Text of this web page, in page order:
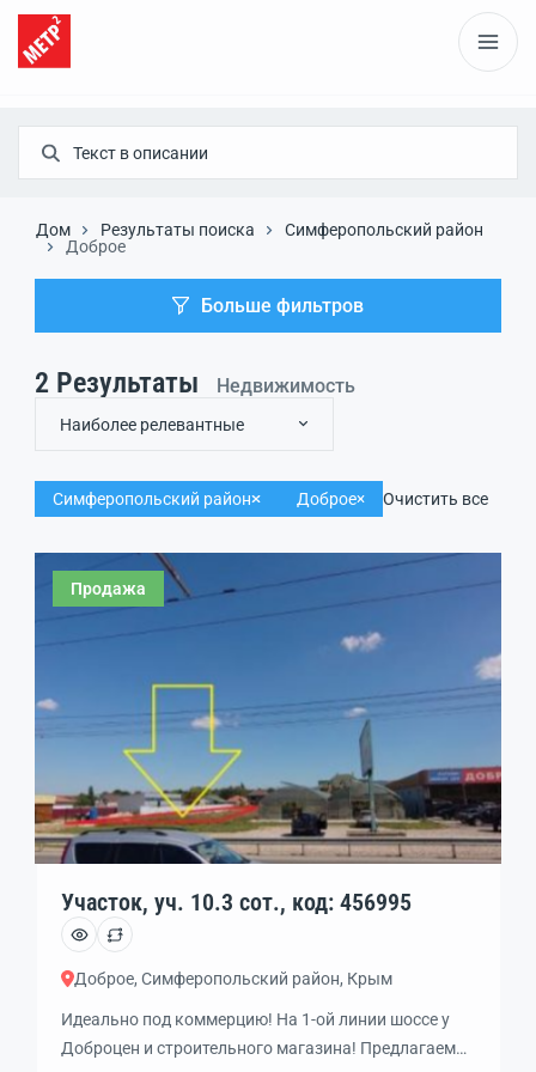
Дом Результаты поиска
Симферопольский район
Доброе
Больше фильтров
2 Результаты Недвижимость
Наиболее релевантные
Симферопольский район Доброе Очистить все
Продажа
Участок, уч. 10.3 сот., код: 456995
Доброе, Симферопольский район, Крым
Идеально под коммерцию! На 1-ой линии шоссе у
Доброцен и строительного магазина! Предлагаем